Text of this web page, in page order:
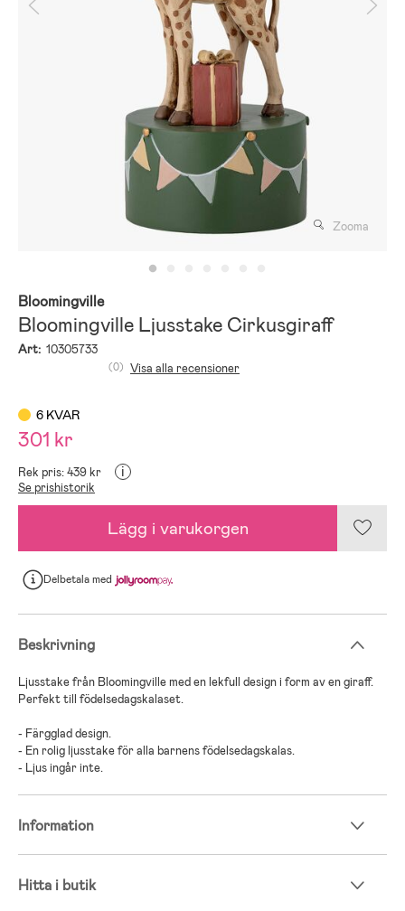
Zooma
Bloomingville
Bloomingville Ljusstake Cirkusgiraff
Art: 10305733
(0) Visa alla recensioner
6 KVAR
301 kr
Rek pris: 439 kr i
Se prishistorik
Lägg i varukorgen
Delbetalamed
Beskrivning
Ljusstake från Bloomingville med en lekfull design i form av en giraff.
Perfekt till födelsedagskalaset.
- Färgglad design.
- En rolig ljusstake för alla barnens födelsedagskalas.
- Ljus ingår inte.
Information
Hitta i butik